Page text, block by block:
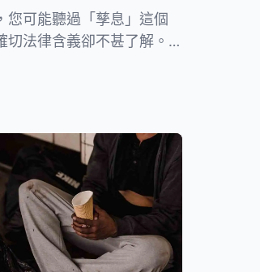
您可能聽過「孳息」這個
切法律含義卻不甚了解。
概念，它與我們的財產
輕鬆理解這個看似複雜的